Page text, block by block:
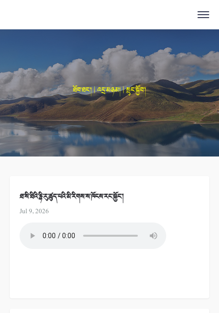
ཐོབ་ཐང་། | འདྲ་མཉམ། | སྲུང་སྐྱོབ་།
ཐ་སི་ཐིའི་རྙི་རུ་ཚུད་པའི་མི་རིགས་ས་ཁོངས་རང་སྐྱོང་།
Jul 9, 2026